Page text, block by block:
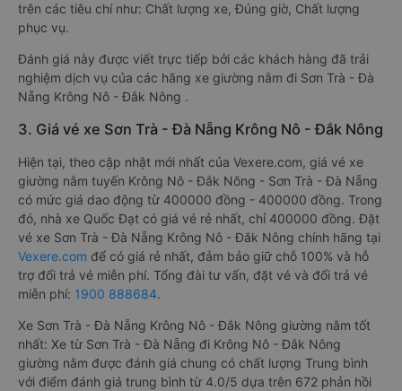
trên các tiêu chí như: Chất lượng xe, Đúng giờ, Chất lượng
phục vụ.
Đánh giá này được viết trực tiếp bởi các khách hàng đã trải
nghiệm dịch vụ của các hãng xe giường nằm đi Sơn Trà - Đà
Nẵng Krông Nô - Đắk Nông .
3. Giá vé xe Sơn Trà - Đà Nẵng Krông Nô - Đắk Nông
Hiện tại, theo cập nhật mới nhất của Vexere.com, giá vé xe
giường nằm tuyến Krông Nô - Đắk Nông - Sơn Trà - Đà Nẵng
có mức giá dao động từ 400000 đồng - 400000 đồng. Trong
đó, nhà xe Quốc Đạt có giá vé rẻ nhất, chỉ 400000 đồng. Đặt
vé xe Sơn Trà - Đà Nẵng Krông Nô - Đắk Nông chính hãng tại
Vexere.com để có giá rẻ nhất, đảm bảo giữ chỗ 100% và hỗ
trợ đổi trả vé miễn phí. Tổng đài tư vấn, đặt vé và đổi trả vé
miễn phí: 1900 888684.
Xe Sơn Trà - Đà Nẵng Krông Nô - Đắk Nông giường nằm tốt
nhất: Xe từ Sơn Trà - Đà Nẵng đi Krông Nô - Đắk Nông
giường nằm được đánh giá chung có chất lượng Trung bình
với điểm đánh giá trung bình từ 4.0/5 dựa trên 672 phản hồi